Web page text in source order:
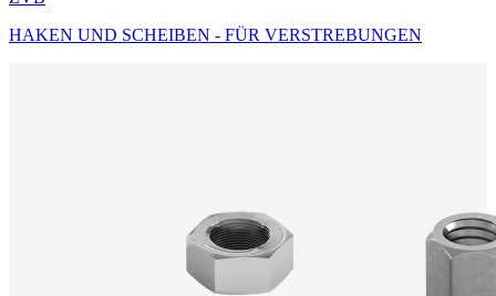
HAKEN UND SCHEIBEN - FÜR VERSTREBUNGEN